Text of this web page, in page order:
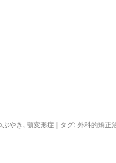
やき, 顎変形症 | タグ: 外科的矯正